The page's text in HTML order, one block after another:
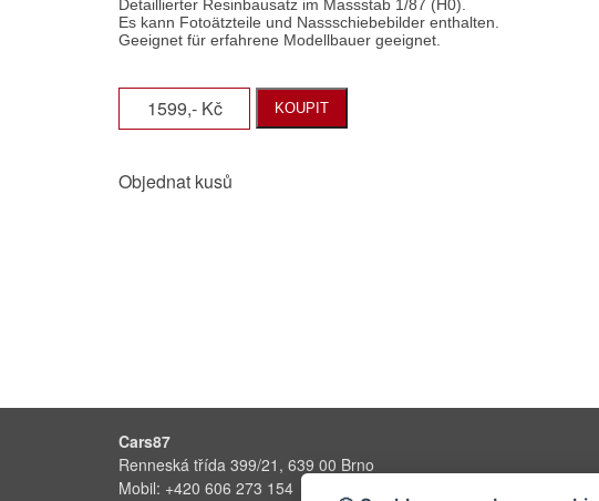
1599,- Kč KOUPIT
Objednat kusů
Cars87
Renneská třída 399/21, 639 00 Brno
Mobil: +420 606 273 154